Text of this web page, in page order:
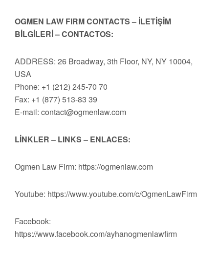
OGMEN LAW FIRM CONTACTS – İLETİŞİM
BİLGİLERİ – CONTACTOS:
ADDRESS: 26 Broadway, 3th Floor, NY, NY 10004,
USA
Phone: +1 (212) 245-70 70
Fax: +1 (877) 513-83 39
E-mail: contact@ogmenlaw.com
LİNKLER – LINKS – ENLACES:
Ogmen Law Firm: https://ogmenlaw.com
Youtube: https://www.youtube.com/c/OgmenLawFirm
Facebook:
https://www.facebook.com/ayhanogmenlawfirm